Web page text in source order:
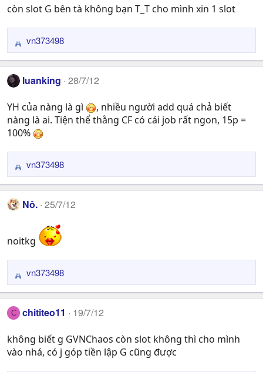
i
s
:
còn slot G bên tà không bạn T_T cho mình xin 1 slot
R
e
a
c
i
o
n
vn373498
luanking 28/7/12
YH của nàng là gì
, nhiều người add quá chả biết
nàng là ai. Tiện thể thằng CF có cái job rất ngon, 15p =
100%
R
e
a
c
o
vn373498
Nô. 25/7/12
noitkg
R
e
a
c
i
o
vn373498
C chititeo11 19/7/12
không biết g GVNChaos còn slot không thì cho mình
vào nhá, có j góp tiền lập G cũng được